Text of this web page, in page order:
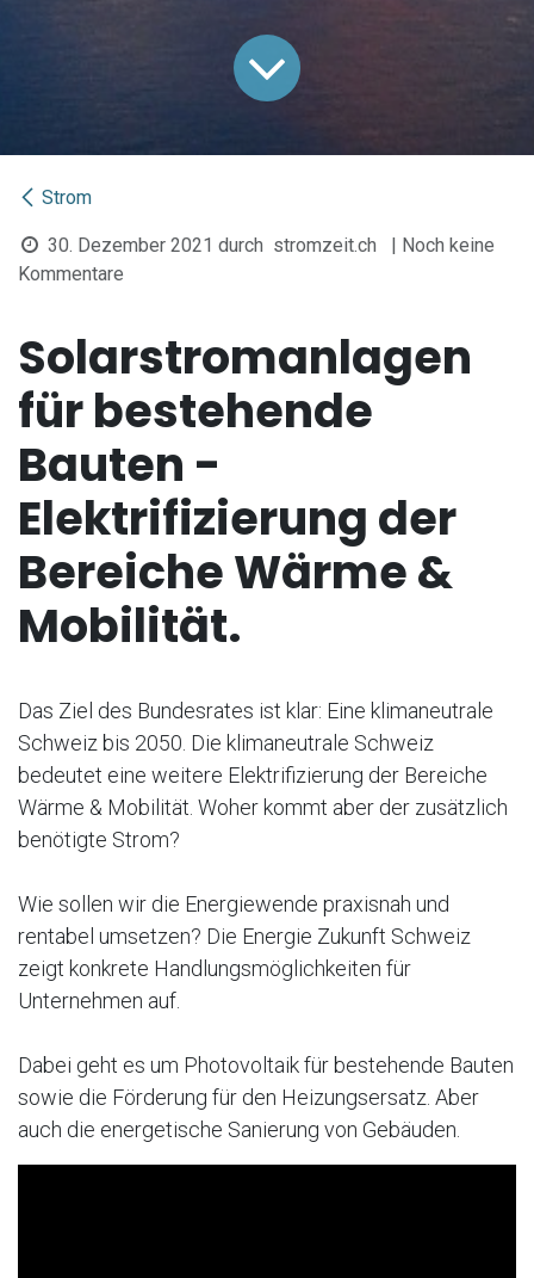
Strom
30. Dezember 2021 durch stromzeit.ch
| Noch keine
Kommentare
Solarstromanlagen
für bestehende
Bauten -
Elektrifizierung der
Bereiche Wärme &
Mobilität.
Das Ziel des Bundesrates ist klar: Eine klimaneutrale
Schweiz bis 2050. Die klimaneutrale Schweiz
bedeutet eine weitere Elektrifizierung der Bereiche
Wärme & Mobilität. Woher kommt aber der zusätzlich
benötigte Strom?
Wie sollen wir die Energiewende praxisnah und
rentabel umsetzen? Die Energie Zukunft Schweiz
zeigt konkrete Handlungsmöglichkeiten für
Unternehmen auf.
Dabei geht es um Photovoltaik für bestehende Bauten
sowie die Förderung für den Heizungsersatz. Aber
auch die energetische Sanierung von Gebäuden.